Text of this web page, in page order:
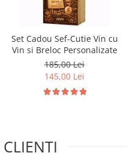
Set Cadou Sef-Cutie Vin cu
Vin si Breloc Personalizate
185,00 Lei
145,00 Lei